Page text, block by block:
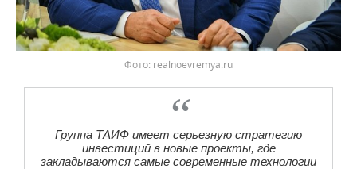
realnoevremya.ru
Группа ТАИФ имеет серьезную стратегию
инвестиций в новые проекты, где
закладываются самые современные технологии